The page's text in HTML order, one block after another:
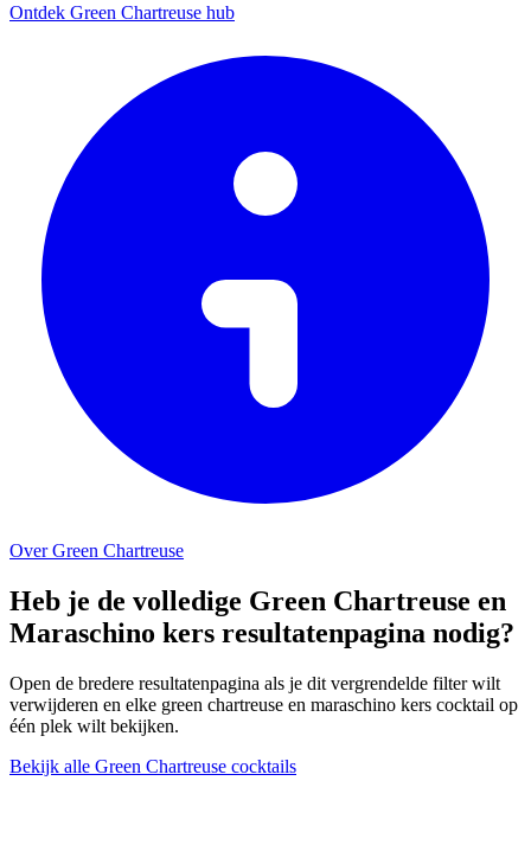
Ontdek Green Chartreuse hub
Over Green Chartreuse
Heb je de volledige Green Chartreuse en
Maraschino kers resultatenpagina nodig?
Open de bredere resultatenpagina als je dit vergrendelde filter wilt
verwijderen en elke green chartreuse en maraschino kers cocktail op
één plek wilt bekijken.
Bekijk alle Green Chartreuse cocktails